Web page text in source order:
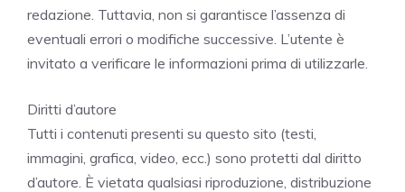
redazione. Tuttavia, non si garantisce l’assenza di
eventuali errori o modifiche successive. L’utente è
invitato a verificare le informazioni prima di utilizzarle.
Diritti d’autore
Tutti i contenuti presenti su questo sito (testi,
immagini, grafica, video, ecc.) sono protetti dal diritto
d’autore. È vietata qualsiasi riproduzione, distribuzione